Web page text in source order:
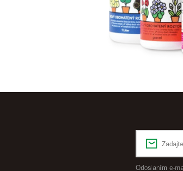
Odoslaním e-